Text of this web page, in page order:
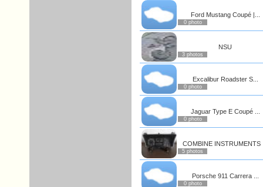
Ford Mustang Coupé |...
0 photo
NSU
3 photos
Excalibur Roadster S...
0 photo
Jaguar Type E Coupé ...
0 photo
COMBINE INSTRUMENTS
5 photos
Porsche 911 Carrera ...
0 photo